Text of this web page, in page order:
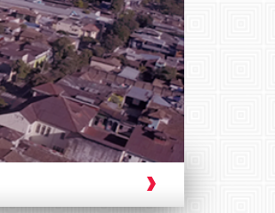
Cine con Ciencia, película Tierra Fría